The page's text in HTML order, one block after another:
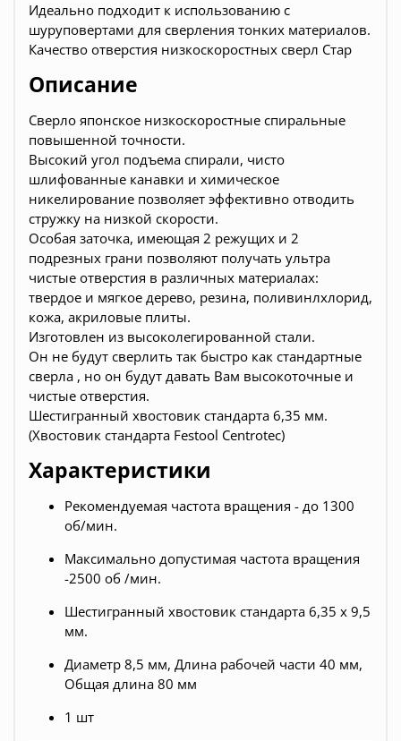
Идеально подходит к использованию с
шуруповертами для сверления тонких материалов.
Качество отверстия низкоскоростных сверл Стар
Описание
Сверло японское низкоскоростные спиральные
повышенной точности.
Высокий угол подъема спирали, чисто
шлифованные канавки и химическое
никелирование позволяет эффективно отводить
стружку на низкой скорости.
Особая заточка, имеющая 2 режущих и 2
подрезных грани позволяют получать ультра
чистые отверстия в различных материалах:
твердое и мягкое дерево, резина, поливинлхлорид,
кожа, акриловые плиты.
Изготовлен из высоколегированной стали.
Он не будут сверлить так быстро как стандартные
сверла , но он будут давать Вам высокоточные и
чистые отверстия.
Шестигранный хвостовик стандарта 6,35 мм.
(Хвостовик стандарта Festool Centrotec)
Характеристики
Рекомендуемая частота вращения - до 1300
об/мин.
Максимально допустимая частота вращения
-2500 об /мин.
Шестигранный хвостовик стандарта 6,35 x 9,5
мм.
Диаметр 8,5 мм, Длина рабочей части 40 мм,
Общая длина 80 мм
1 шт